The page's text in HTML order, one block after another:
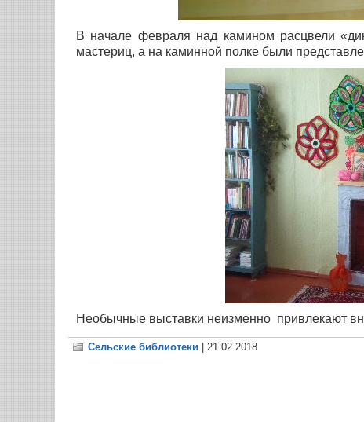
В начале февраля над камином расцвели
мастериц, а на каминной полке были
Необычные выставки неизменно привлекают
Сельские библиотеки | 21.02.2018